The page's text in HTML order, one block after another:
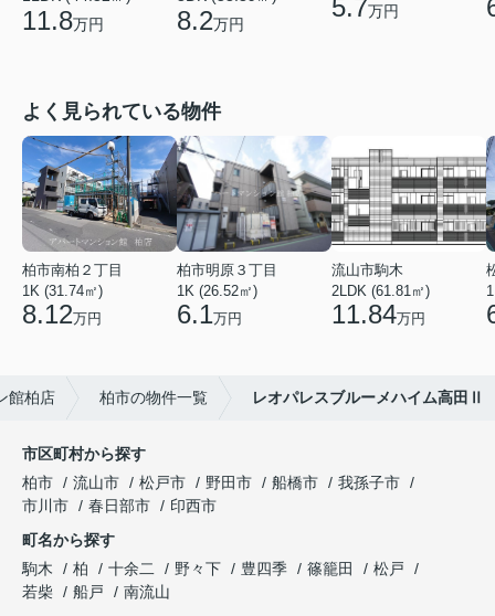
11.8万円 8.2万円
5.7万円
よく見られている物件
柏市南柏２丁目
1K (31.74㎡)
8.12万円
柏市明原３丁目
1K (26.52㎡)
6.1万円
流山市駒木
2LDK (61.81㎡)
11.84万円
館柏店 柏市の物件一覧 レオパレスブルーメハイム高田Ⅱ
市区町村から探す
柏市
流山市 松戸市 野田市 船橋市
我孫子市
市川市
春日部市
印西市
町名から探す
駒木
柏 十余二 野々下 豊四季 篠籠田
松戸
若柴
船戸
南流山